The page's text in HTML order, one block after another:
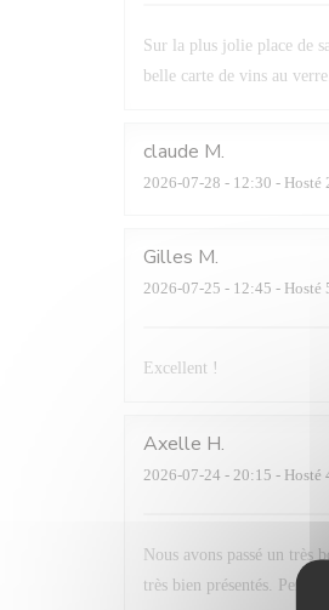
Sur la plus jolie place de
belle carte de vins au
claude M
2026-07-28 - 12:30 - Hosté
Gilles M
2026-07-25 - 12:45 - Hosté
Excellent !
Axelle H
2026-07-24 - 20:15 - Hosté
Nous avons passé un très
très bien présentés.